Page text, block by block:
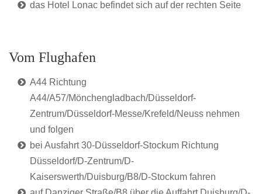
das Hotel Lonac befindet sich auf der rechten Seite
Vom Flughafen
A44 Richtung
A44/A57/Mönchengladbach/Düsseldorf-
Zentrum/Düsseldorf-Messe/Krefeld/Neuss nehmen
und folgen
bei Ausfahrt 30-Düsseldorf-Stockum Richtung
Düsseldorf/D-Zentrum/D-
Kaiserswerth/Duisburg/B8/D-Stockum fahren